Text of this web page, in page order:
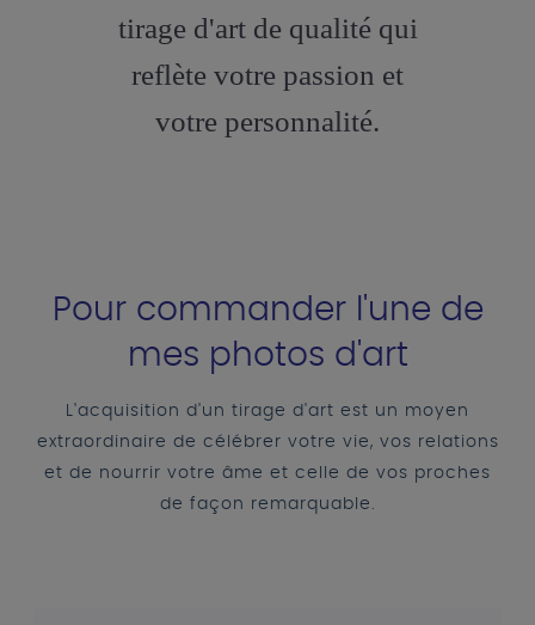
tirage d'art de qualité qui
reflète votre passion et
votre personnalité.
Pour commander l'une de
mes photos d'art
L'acquisition d'un tirage d'art est un moyen
extraordinaire de célébrer votre vie, vos relations
et de nourrir votre âme et celle de vos proches
de façon remarquable.